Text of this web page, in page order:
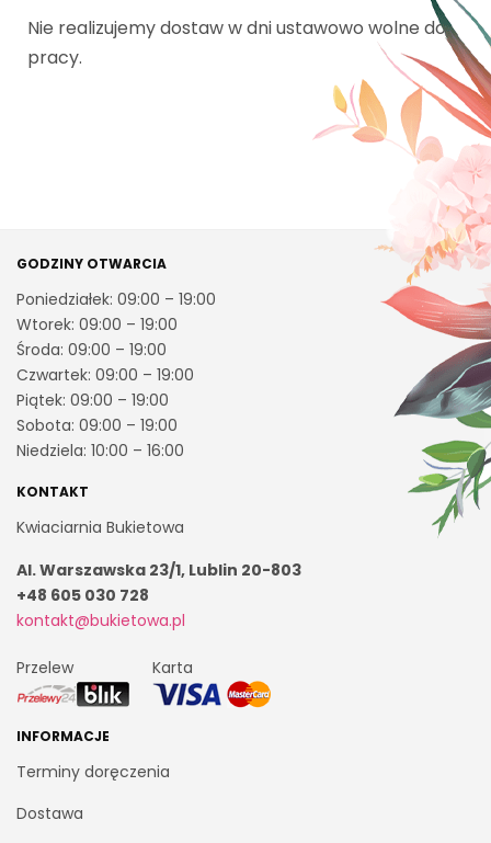
Nie realizujemy dostaw w dni ustawowo wolne do
pracy.
GODZINY OTWARCIA
Poniedziałek: 09:00 – 19:00
Wtorek: 09:00 – 19:00
Środa: 09:00 – 19:00
Czwartek: 09:00 – 19:00
Piątek: 09:00 – 19:00
Sobota: 09:00 – 19:00
Niedziela: 10:00 – 16:00
KONTAKT
Kwiaciarnia Bukietowa
Al. Warszawska 23/1, Lublin 20-803
+48 605 030 728
kontakt@bukietowa.pl
Przelew Karta
INFORMACJE
Terminy doręczenia
Dostawa